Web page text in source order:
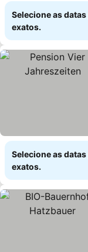
Selecione as
exatos.
Selecione as
exatos.